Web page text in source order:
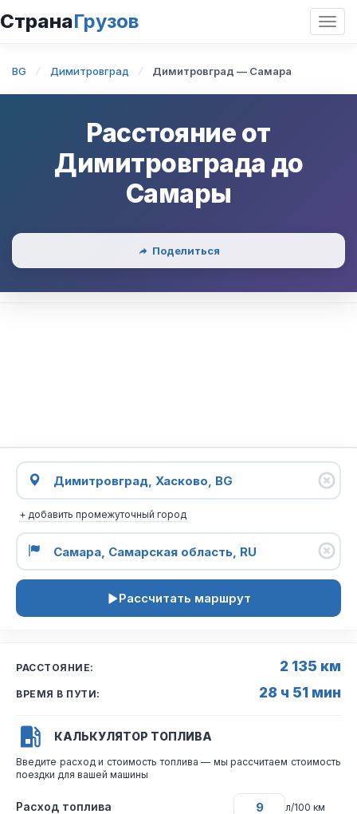
СтранаГрузов
BG Димитровград Димитровград — Самара
Расстояние от
Димитровграда до
Самары
Поделиться
+ добавить промежуточный город
Рассчитать маршрут
РАССТОЯНИЕ: 2 135 км
ВРЕМЯ В ПУТИ: 28 ч 51 мин
КАЛЬКУЛЯТОР ТОПЛИВА
Введите расход и стоимость топлива — мы рассчитаем стоимость
поездки для вашей машины
Расход топлива л/100 км